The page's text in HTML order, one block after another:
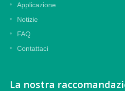
Applicazione
Notizie
FAQ
Contattaci
La nostra